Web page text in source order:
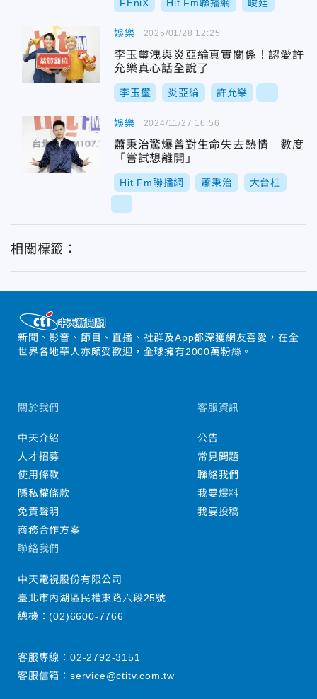
FEniX Hit Fm聯播網 峻廷
娛樂
李玉璽洩與炎亞綸真實關係！認愛許
允樂真心話全說了
李玉璽 炎亞綸 許允樂
2025/01/28 12:25
娛樂
蕭秉治驚爆曾對生命失去熱情 數度
「嘗試想離開」
Hit Fm聯播網 蕭秉治 大台柱
2024/11/27 16:56
相關標籤：
新聞、影音、節目、直播、社群及App都深獲網友喜愛，在全
世界各地華人亦頗受歡迎，全球擁有2000萬粉絲。
關於我們
中天介紹
人才招募
使用條款
隱私權條款
免責聲明
商務合作方案
客服資訊
公告
常見問題
聯絡我們
我要爆料
我要投稿
聯絡我們
中天電視股份有限公司
臺北市內湖區民權東路六段25號
總機：(02)6600-7766
客服專線： 02-2792-3151
客服信箱： service@ctitv.com.tw